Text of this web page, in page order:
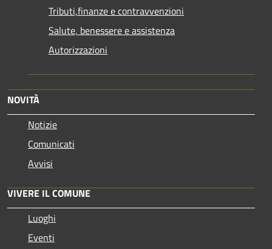
Tributi,finanze e contravvenzioni
Salute, benessere e assistenza
Autorizzazioni
NOVITÀ
Notizie
Comunicati
Avvisi
VIVERE IL COMUNE
Luoghi
Eventi